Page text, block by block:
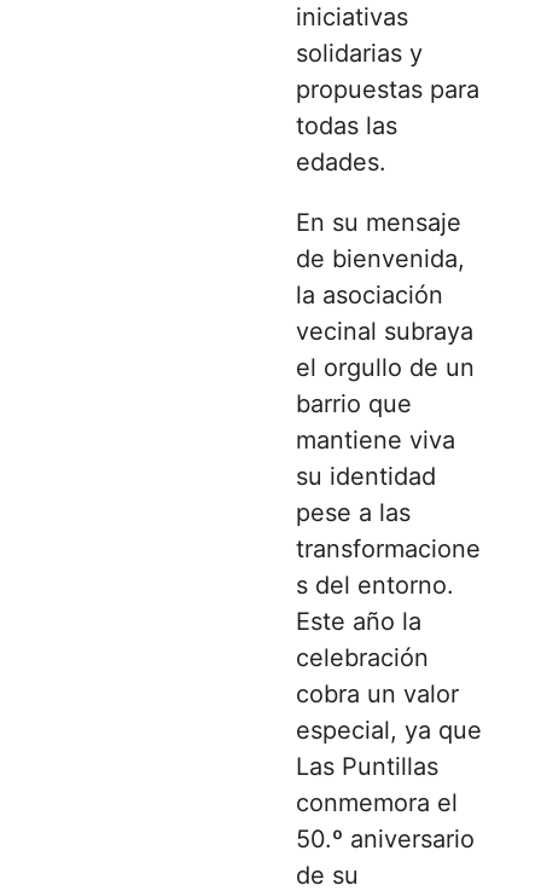
iniciativas
solidarias y
propuestas para
todas las
edades.
En su mensaje
de bienvenida,
la asociación
vecinal subraya
el orgullo de un
barrio que
mantiene viva
su identidad
pese a las
transformacione
s del entorno.
Este año la
celebración
cobra un valor
especial, ya que
Las Puntillas
conmemora el
50.º aniversario
de su